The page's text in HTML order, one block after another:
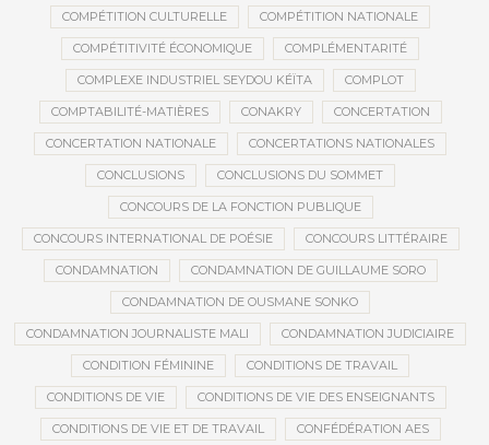
COMPÉTITION CULTURELLE COMPÉTITION NATIONALE
COMPÉTITIVITÉ ÉCONOMIQUE COMPLÉMENTARITÉ
COMPLEXE INDUSTRIEL SEYDOU KÉÏTA COMPLOT
COMPTABILITÉ-MATIÈRES CONAKRY CONCERTATION
CONCERTATION NATIONALE CONCERTATIONS NATIONALES
CONCLUSIONS CONCLUSIONS DU SOMMET
CONCOURS DE LA FONCTION PUBLIQUE
CONCOURS INTERNATIONAL DE POÉSIE CONCOURS LITTÉRAIRE
CONDAMNATION CONDAMNATION DE GUILLAUME SORO
CONDAMNATION DE OUSMANE SONKO
CONDAMNATION JOURNALISTE MALI CONDAMNATION JUDICIAIRE
CONDITION FÉMININE CONDITIONS DE TRAVAIL
CONDITIONS DE VIE CONDITIONS DE VIE DES ENSEIGNANTS
CONDITIONS DE VIE ET DE TRAVAIL CONFÉDÉRATION AES